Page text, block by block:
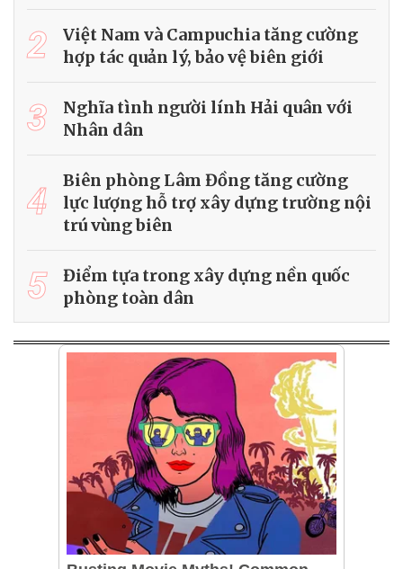
2
Việt Nam và Campuchia tăng cường
hợp tác quản lý, bảo vệ biên giới
3
Nghĩa tình người lính Hải quân với
Nhân dân
4
Biên phòng Lâm Đồng tăng cường
lực lượng hỗ trợ xây dựng trường nội
trú vùng biên
5
Điểm tựa trong xây dựng nền quốc
phòng toàn dân